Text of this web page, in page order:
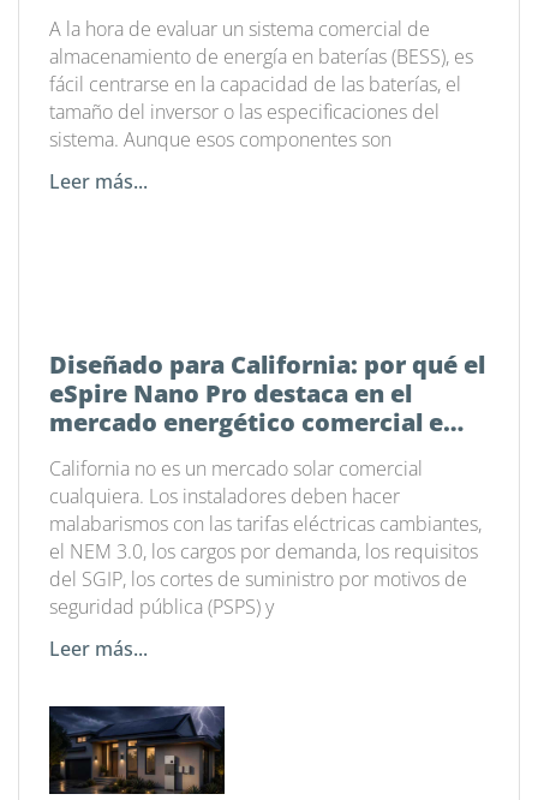
A la hora de evaluar un sistema comercial de
almacenamiento de energía en baterías (BESS), es
fácil centrarse en la capacidad de las baterías, el
tamaño del inversor o las especificaciones del
sistema. Aunque esos componentes son
Leer más...
Diseñado para California: por qué el
eSpire Nano Pro destaca en el
mercado energético comercial e
California no es un mercado solar comercial
cualquiera. Los instaladores deben hacer
malabarismos con las tarifas eléctricas cambiantes,
el NEM 3.0, los cargos por demanda, los requisitos
del SGIP, los cortes de suministro por motivos de
seguridad pública (PSPS) y
Leer más...